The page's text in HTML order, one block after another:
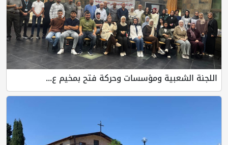
اللجنة الشعبية ومؤسسات وحركة فتح بمخيم ع...